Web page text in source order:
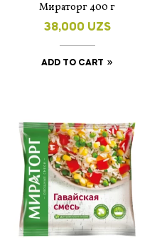
Мираторг 400 г
38,000 UZS
ADD TO CART